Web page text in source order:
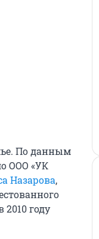
По данным
ООО «УК
Назарова,
году